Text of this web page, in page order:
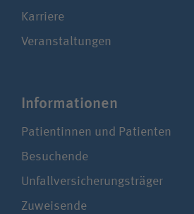
Karriere
Veranstaltungen
Infor­ma­tionen
Patientinnen und Patienten
Besuchende
Unfallversicherungsträger
Zuweisende